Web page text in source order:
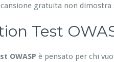
gratuita non dimostra
Test
OWASP è pensato per chi